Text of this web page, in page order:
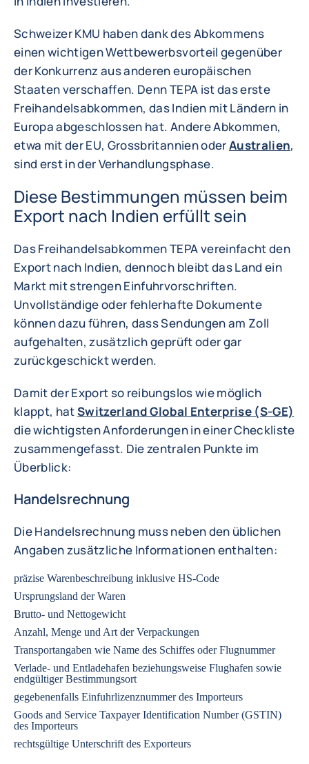
Schweizer KMU haben dank des Abkommens
einen wichtigen Wettbewerbsvorteil gegenüber
der Konkurrenz aus anderen europäischen
Staaten verschaffen. Denn TEPA ist das erste
Freihandelsabkommen, das Indien mit Ländern in
Europa abgeschlossen hat. Andere Abkommen,
etwa mit der EU, Grossbritannien oderAustralien,
sind erst in der Verhandlungsphase.
Diese Bestimmungen müssen beim
Export nach Indien erfüllt sein
Das Freihandelsabkommen TEPA vereinfacht den
Export nach Indien, dennoch bleibt das Land ein
Markt mit strengen Einfuhrvorschriften.
Unvollständige oder fehlerhafte Dokumente
können dazu führen, dass Sendungen am Zoll
aufgehalten, zusätzlich geprüft oder gar
zurückgeschickt werden.
Damit der Export so reibungslos wie möglich
klappt, hatSwitzerland Global Enterprise (S-GE)
die wichtigsten Anforderungen in einer Checkliste
zusammengefasst. Die zentralen Punkte im
Überblick:
Handelsrechnung
Die Handelsrechnung muss neben den üblichen
Angaben zusätzliche Informationen enthalten:
präzise Warenbeschreibung inklusive HS-Code
Ursprungsland der Waren
Brutto- und Nettogewicht
Anzahl, Menge und Art der Verpackungen
Transportangaben wie Name des Schiffes oder Flugnummer
Verlade- und Entladehafen beziehungsweise Flughafen sowie
endgültiger Bestimmungsort
gegebenenfalls Einfuhrlizenznummer des Importeurs
Goods and Service Taxpayer Identification Number (GSTIN)
des Importeurs
rechtsgültige Unterschrift des Exporteurs